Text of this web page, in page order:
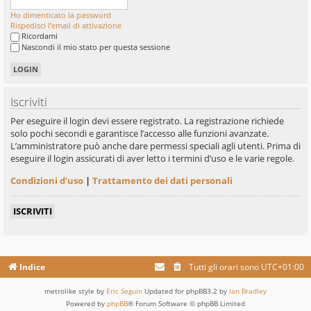
Ho dimenticato la password
Rispedisci l’email di attivazione
Ricordami
Nascondi il mio stato per questa sessione
Iscriviti
Per eseguire il login devi essere registrato. La registrazione richiede
solo pochi secondi e garantisce l’accesso alle funzioni avanzate.
L’amministratore può anche dare permessi speciali agli utenti. Prima di
eseguire il login assicurati di aver letto i termini d’uso e le varie regole.
Condizioni d’uso | Trattamento dei dati personali
ISCRIVITI
Indice Tutti gli orari sono UTC+01:00
metrolike style by Eric Seguin Updated for phpBB3.2 by Ian Bradley
Powered by phpBB® Forum Software © phpBB Limited